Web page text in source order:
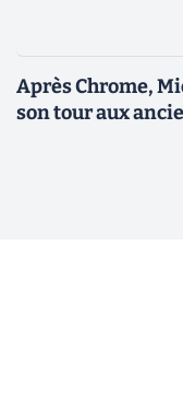
Après Chrome,
son tour aux